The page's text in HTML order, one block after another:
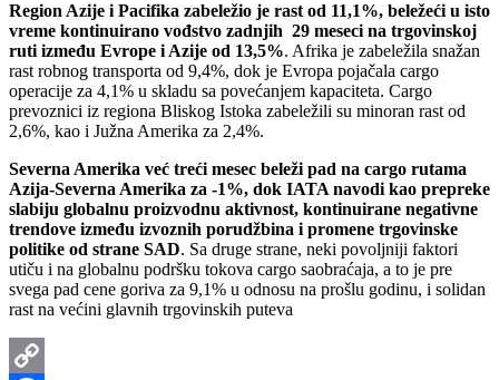
Region Azije i Pacifika zabeležio je rast od 11,1%, beležeći u isto
vreme kontinuirano vođstvo zadnjih 29 meseci na trgovinskoj
ruti između Evrope i Azije od 13,5%. Afrika je zabeležila snažan
rast robnog transporta od 9,4%, dok je Evropa pojačala cargo
operacije za 4,1% u skladu sa povećanjem kapaciteta. Cargo
prevoznici iz regiona Bliskog Istoka zabeležili su minoran rast od
2,6%, kao i Južna Amerika za 2,4%.
Severna Amerika već treći mesec beleži pad na cargo rutama
Azija-Severna Amerika za -1%, dok IATA navodi kao prepreke
slabiju globalnu proizvodnu aktivnost, kontinuirane negativne
trendove između izvoznih porudžbina i promene trgovinske
politike od strane SAD. Sa druge strane, neki povoljniji faktori
utiču i na globalnu podršku tokova cargo saobraćaja, a to je pre
svega pad cene goriva za 9,1% u odnosu na prošlu godinu, i solidan
rast na većini glavnih trgovinskih puteva